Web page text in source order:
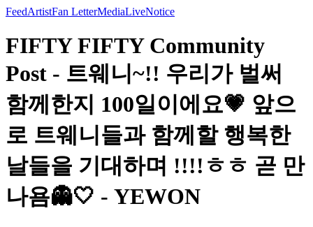
FeedArtistFan LetterMediaLiveNotice
FIFTY FIFTY Community
Post - 트웨니~!! 우리가 벌써
함께한지 100일이에요💗 앞으
로 트웨니들과 함께할 행복한
날들을 기대하며 !!!!ㅎㅎ 곧 만
나욤👻🤍 - YEWON